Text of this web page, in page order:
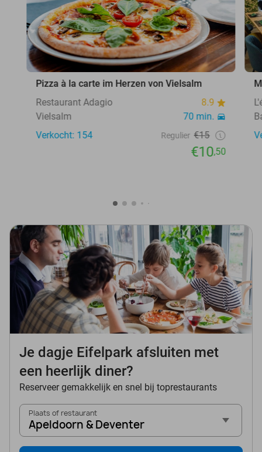
Pizza à la carte im Herzen von Vielsalm
Restaurant Adagio
8.9
Vielsalm
70 min.
Verkocht: 154
Regulier €15
€10,50
Je dagje Eifelpark afsluiten met
een heerlijk diner?
Reserveer gemakkelijk en snel bij toprestaurants
Plaats of restaurant
Apeldoorn & Deventer